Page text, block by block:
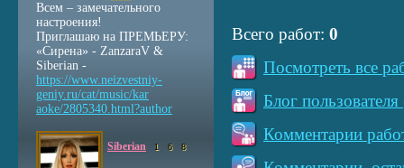
Всего работ: 0
Посмотреть все
Блог
Комментарии
Всем – замечательного
настроения!
Приглашаю на ПРЕМЬЕРУ:
«Сирена» - ZanzaraV &
Siberian -
https://www.neizvestniy-
geniy.ru/cat/music/kar
aoke/2805340.html?author
Siberian 1 6 8